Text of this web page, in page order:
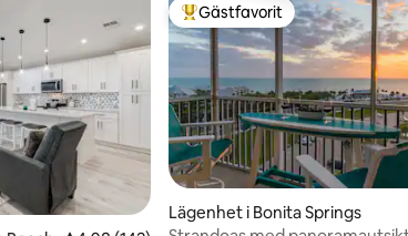
omdömen
Populär gästfavorit
Gästfavorit
Lägenhet i Bonita Springs